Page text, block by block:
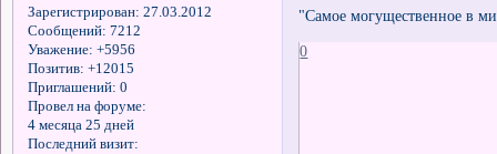
Зарегистрирован: 27.03.2012
Сообщений: 7212
Уважение: +5956
Позитив: +12015
Приглашений: 0
Провел на форуме:
4 месяца 25 дней
Последний визит:
"Самое могущественное в
0